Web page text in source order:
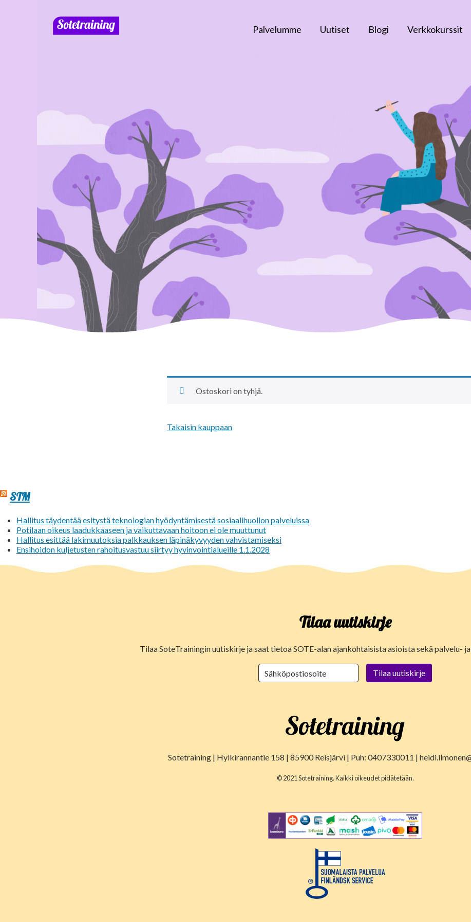
Palvelumme Uutiset Blogi Verkkokurssit
Ostoskori on tyhjä.
Takaisin kauppaan
STM
Hallitus täydentää esitystä teknologian hyödyntämisestä sosiaalihuollon palveluissa
Potilaan oikeus laadukkaaseen ja vaikuttavaan hoitoon ei ole muuttunut
Hallitus esittää lakimuutoksia palkkauksen läpinäkyvyyden vahvistamiseksi
Ensihoidon kuljetusten rahoitusvastuu siirtyy hyvinvointialueille 1.1.2028
Tilaa uutiskirje
Tilaa SoteTrainingin uutiskirje ja saat tietoa SOTE-alan ajankohtaisista asioista sekä palvelu-
Sotetraining | Hylkirannantie 158 | 85900 Reisjärvi | Puh: 0407330011 |
© 2021 Sotetraining. Kaikki oikeudet pidätetään.